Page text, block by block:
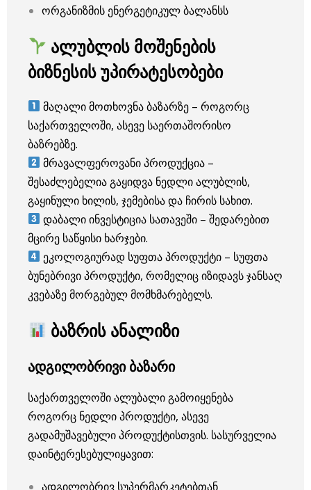
ორგანიზმის ენერგეტიკულ ბალანსს
ალუბლის მოშენების
ბიზნესის უპირატესობები
მაღალი მოთხოვნა ბაზარზე – როგორც
საქართველოში, ასევე საერთაშორისო
ბაზრებზე.
მრავალფეროვანი პროდუქცია –
შესაძლებელია გაყიდვა ნედლი ალუბლის,
გაყინული ხილის, ჯემებისა და ჩირის სახით.
დაბალი ინვესტიცია სათავეში – შედარებით
მცირე საწყისი ხარჯები.
ეკოლოგიურად სუფთა პროდუქტი – სუფთა
ბუნებრივი პროდუქტი, რომელიც იზიდავს ჯანსაღ
კვებაზე მორგებულ მომხმარებელს.
ბაზრის ანალიზი
ადგილობრივი ბაზარი
საქართველოში ალუბალი გამოიყენება
როგორც ნედლი პროდუქტი, ასევე
გადამუშავებული პროდუქტისთვის. სასურველია
დაინტერესებულიყავით:
ადგილობრივ სუპერმარკეტებთან